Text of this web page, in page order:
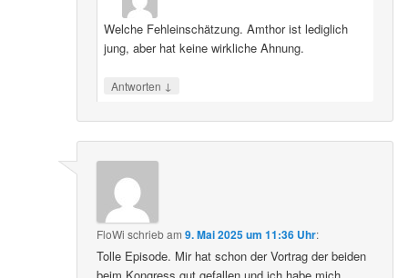
Welche Fehleinschätzung. Amthor ist lediglich
jung, aber hat keine wirkliche Ahnung.
Antworten ↓
FloWi schriebam9. Mai 2025 um 11:36 Uhr:
Tolle Episode. Mir hat schon der Vortrag der beiden